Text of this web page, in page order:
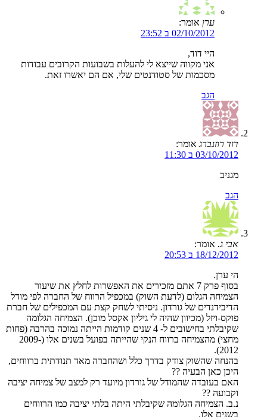
ערן אומר:
02/10/2012 ב 23:52
היי דוד,
אני מקווה שייצא לי להעלות בשבועות הקרובים עבודות
מסכמות של סטודנטים שלי, אם הם יאשרו זאת.
הגב
דוד רוזנברג אומר:
03/10/2012 ב 11:30
מגניב
הגב
אבי ג. אומר:
18/12/2012 ב 20:53
הי ערן.
בסוף פרק 7 אתם מזכירים את האפשרות לחלץ את שיעור
הצמיחה הגלום (לדעת השוק) במכפיל הרווח של החברה לפי מודל
הדיבידנדים של גורדון. ניסיתי לשחק קצת עם המכפילים של חברת
פוקס-ויזל (מכיוון שהיה לי גיליון אקסל מוכן). הצמיחה הגלומה
שקיבלתי בחישובים ל- 4 שנים קודמות הייתה נמוכה בהרבה (פחות
מחצי) מהצמיחה ברווח הנקי שהייתה בפועל בשנים אלו (2009-
2012).
בהנחה שהשוק צודק בדרך כלל ושהחברה מאד תנודתית ברווחים,
היכן כאן הבעיה ??
האם בעובדה שהמודל של גורדון מיועד רק למצב של צמיחה יציבה
וקבועה ??
נ.ב. הצמיחה הגלומה שקיבלתי היתה בלתי יציבה כמו הרווחים
בשנים אלו.